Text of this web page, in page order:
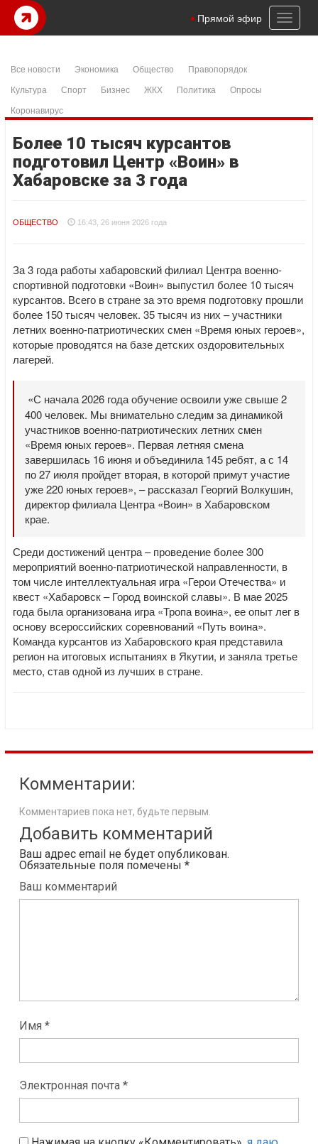
Toggle
Прямой эфир
Все новости Экономика Общество
Правопорядок
Культура
Спорт Бизнес ЖКХ Политика
Опросы
Коронавирус
Более 10 тысяч курсантов
подготовил Центр «Воин» в
Хабаровске за 3 года
ОБЩЕСТВО 16:43, 26 июня 2026 года
За 3 года работы хабаровский филиал Центра военно-
спортивной подготовки «Воин» выпустил более 10 тысяч
курсантов. Всего в стране за это время подготовку прошли
более 150 тысяч человек. 35 тысяч из них – участники
летних военно-патриотических смен «Время юных героев»,
которые проводятся на базе детских оздоровительных
лагерей.
«С начала 2026 года обучение освоили уже свыше 2
400 человек. Мы внимательно следим за динамикой
участников военно-патриотических летних смен
«Время юных героев». Первая летняя смена
завершилась 16 июня и объединила 145 ребят, а с 14
по 27 июля пройдет вторая, в которой примут участие
уже 220 юных героев», – рассказал Георгий Волкушин,
директор филиала Центра «Воин» в Хабаровском
крае.
Среди достижений центра – проведение более 300
мероприятий военно-патриотической направленности, в
том числе интеллектуальная игра «Герои Отечества» и
квест «Хабаровск – Город воинской славы». В мае 2025
года была организована игра «Тропа воина», ее опыт лег в
основу всероссийских соревнований «Путь воина».
Команда курсантов из Хабаровского края представила
регион на итоговых испытаниях в Якутии, и заняла третье
место, став одной из лучших в стране.
Комментарии:
Комментариев пока нет, будьте первым.
Добавить комментарий
Ваш адрес email не будет опубликован.
Обязательные поля помечены *
Ваш комментарий
Имя *
Электронная почта *